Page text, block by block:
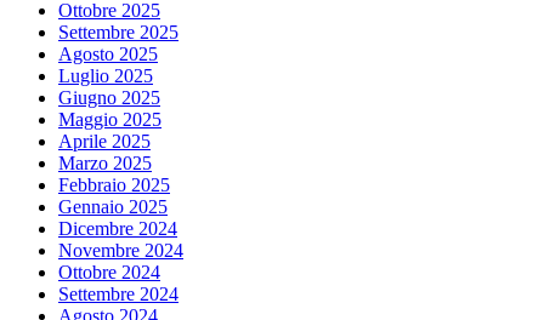
Ottobre 2025
Settembre 2025
Agosto 2025
Luglio 2025
Giugno 2025
Maggio 2025
Aprile 2025
Marzo 2025
Febbraio 2025
Gennaio 2025
Dicembre 2024
Novembre 2024
Ottobre 2024
Settembre 2024
Agosto 2024